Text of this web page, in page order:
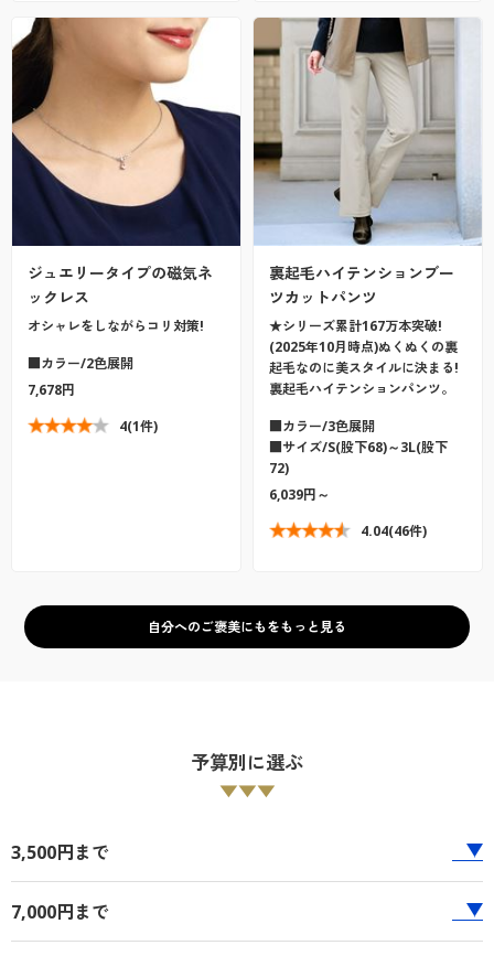
ジュエリータイプの磁気ネ
ックレス
オシャレをしながらコリ対策!
■カラー/2色展開
7,678円
4(1件)
裏起毛ハイテンションブー
ツカットパンツ
★シリーズ累計167万本突破!
(2025年10月時点)ぬくぬくの裏
起毛なのに美スタイルに決まる!
裏起毛ハイテンションパンツ。
■カラー/3色展開
■サイズ/S(股下68)～3L(股下
72)
6,039円～
4.04(46件)
自分へのご褒美にもをもっと見る
予算別に選ぶ
▼▼▼
3,500円まで
7,000円まで